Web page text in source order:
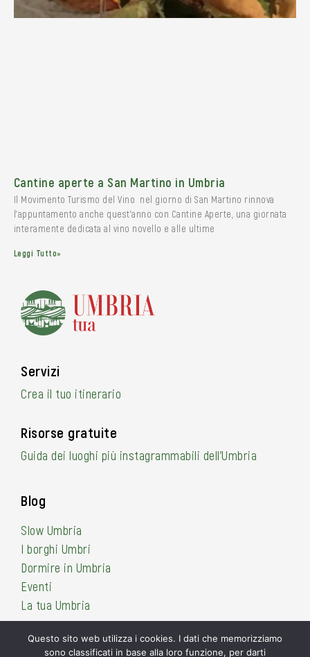
Cantine aperte a San Martino in Umbria
Il Movimento Turismo del Vino nel giorno di San Martino rinnova
l’appuntamento anche quest’anno con Cantine Aperte, una giornata
interamente dedicata al vino novello e alle ultime
Leggi Tutto»
Servizi
Crea il tuo itinerario
Risorse gratuite
Guida dei luoghi più instagrammabili dell’Umbria
Blog
Slow Umbria
I borghi Umbri
Dormire in Umbria
Eventi
La tua Umbria
Questo sito web utilizza i cookies. I dati che memorizziamo
sono classificati in base alla loro funzione, per darti